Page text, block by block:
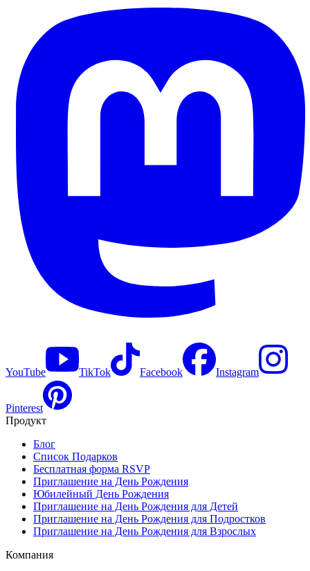
YouTube TikTok Facebook Instagram
Pinterest
Продукт
Блог
Список Подарков
Бесплатная форма RSVP
Приглашение на День Рождения
Юбилейный День Рождения
Приглашение на День Рождения для Детей
Приглашение на День Рождения для Подростков
Приглашение на День Рождения для Взрослых
Компания